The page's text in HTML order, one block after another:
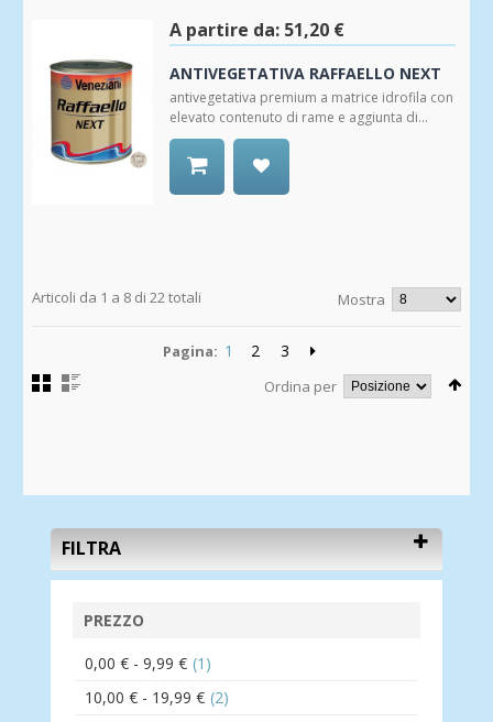
Wishlist
A partire da: 51,20 €
ANTIVEGETATIVA RAFFAELLO NEXT
antivegetativa premium a matrice idrofila con
elevato contenuto di rame e aggiunta di...
Articoli da 1 a 8 di 22 totali Mostra
Pagina: 1 2 3
Ordina per
FILTRA
PREZZO
0,00 € - 9,99 € (1)
10,00 € - 19,99 € (2)